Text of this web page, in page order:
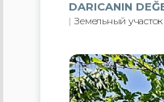
Земельный участок